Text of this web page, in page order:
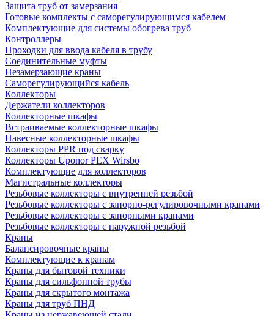
Защита труб от замерзания
Готовые комплекты с саморегулирующимся кабелем
Комплектующие для системы обогрева труб
Контроллеры
Проходки для ввода кабеля в трубу
Соединительные муфты
Незамерзающие краны
Саморегулирующийся кабель
Коллекторы
Держатели коллекторов
Коллекторные шкафы
Встраиваемые коллекторные шкафы
Навесные коллекторные шкафы
Коллекторы PPR под сварку
Коллекторы Uponor PEX Wirsbo
Комплектующие для коллекторов
Магистральные коллекторы
Резьбовые коллекторы с внутренней резьбой
Резьбовые коллекторы с запорно-регулировочными кранами
Резьбовые коллекторы с запорными кранами
Резьбовые коллекторы с наружной резьбой
Краны
Балансировочные краны
Комплектующие к кранам
Краны для бытовой техники
Краны для сильфонной трубы
Краны для скрытого монтажа
Краны для труб ПНД